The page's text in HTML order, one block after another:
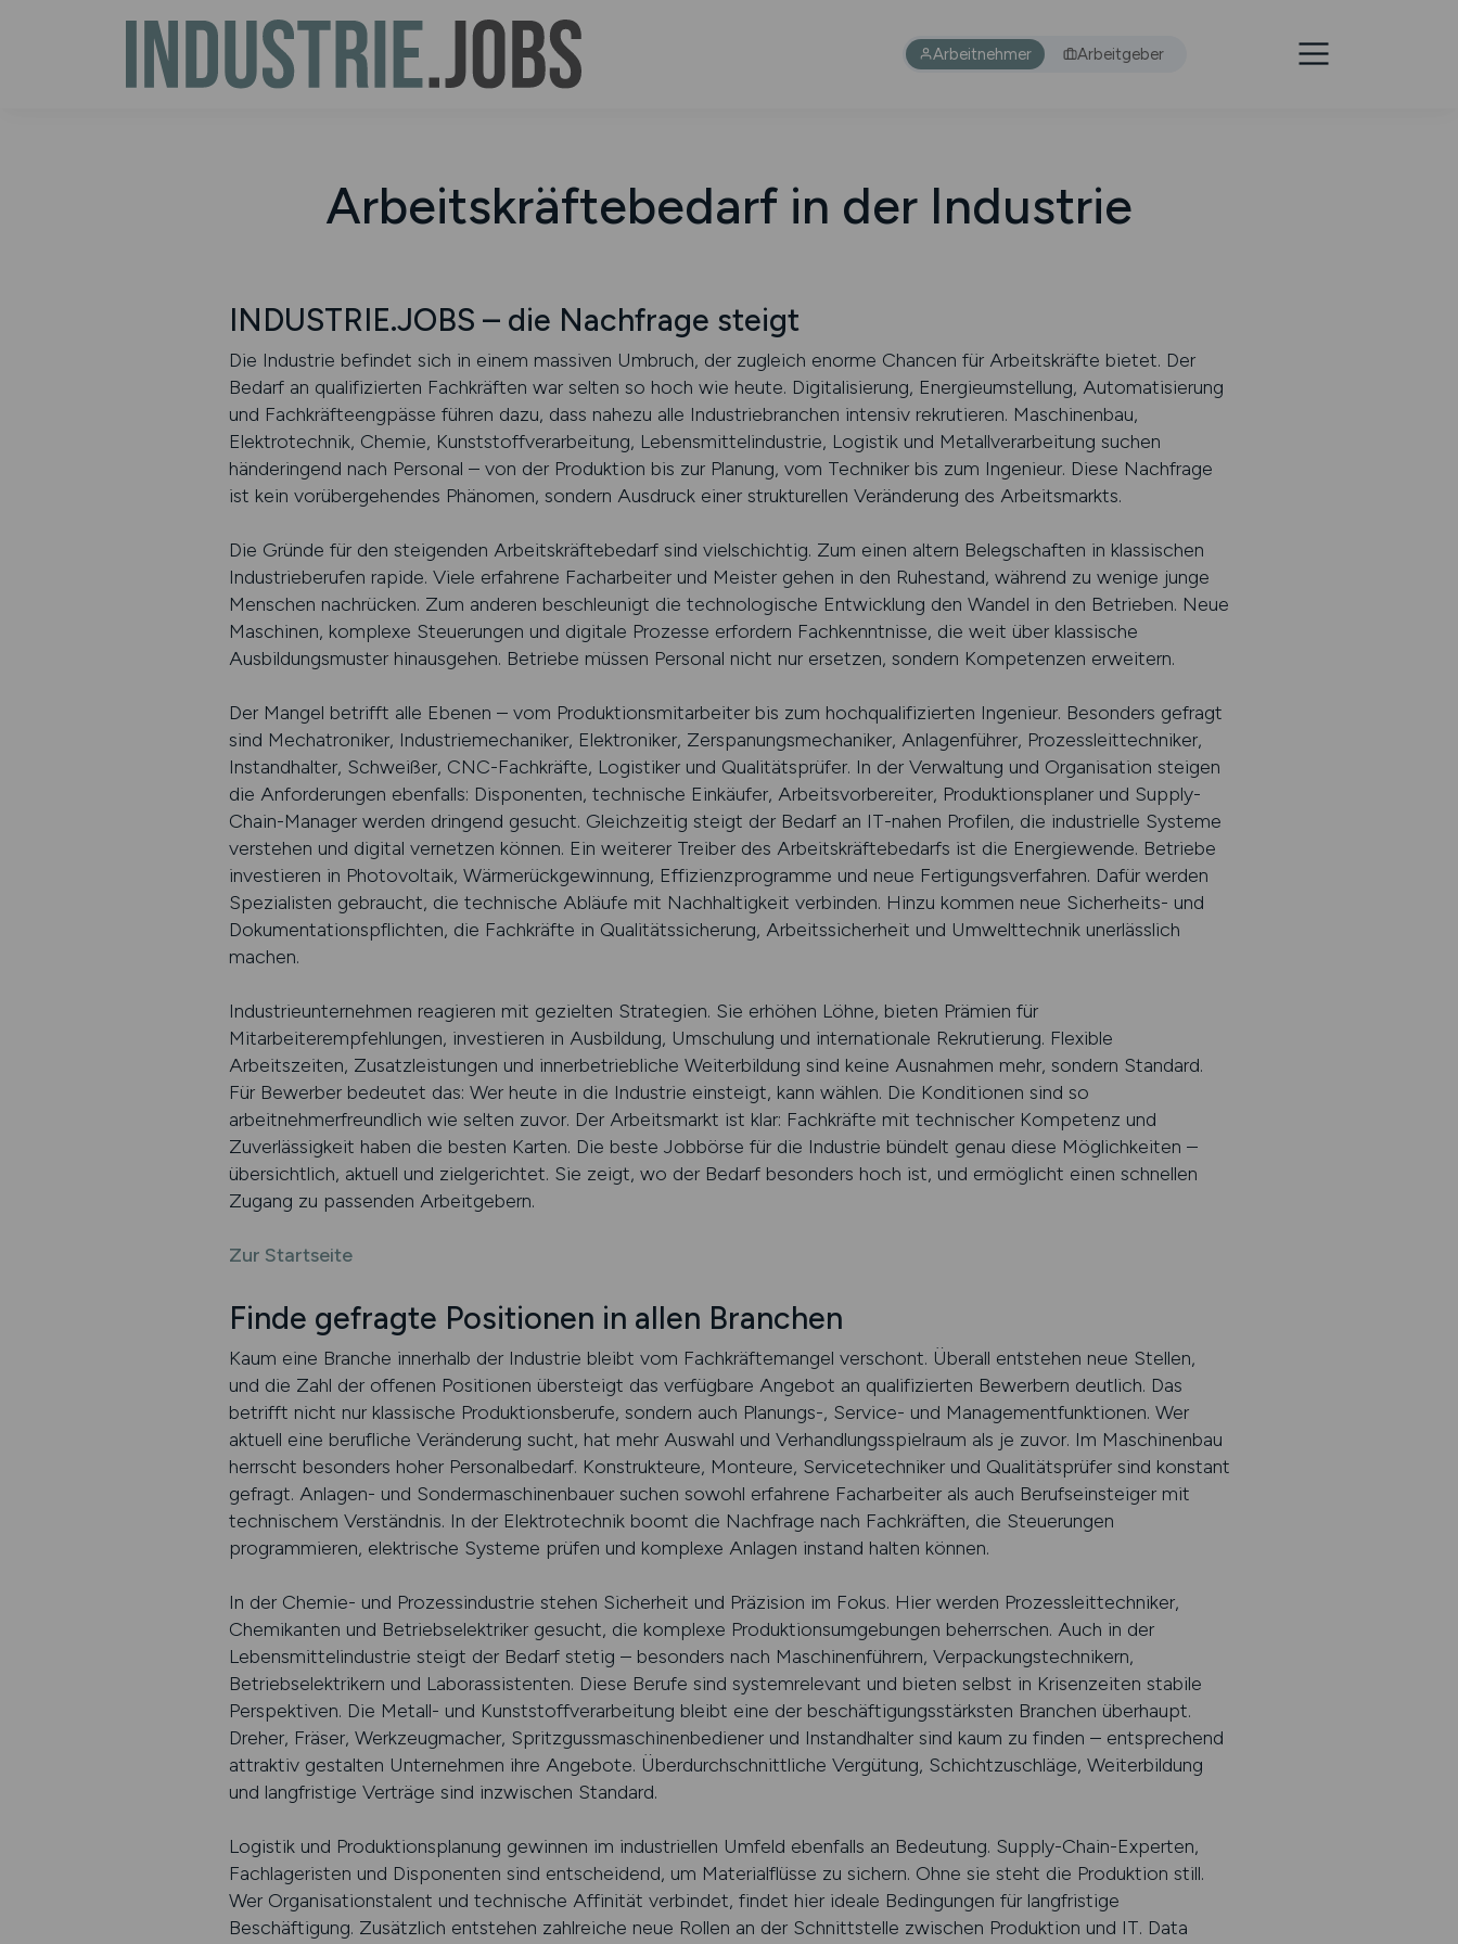
Arbeitnehmer Arbeitgeber
Arbeitskräftebedarf in der Industrie
INDUSTRIE.JOBS – die Nachfrage steigt
Die Industrie befindet sich in einem massiven Umbruch, der zugleich enorme Chancen für Arbeitskräfte bietet. Der
Bedarf an qualifizierten Fachkräften war selten so hoch wie heute. Digitalisierung, Energieumstellung, Automatisierung
und Fachkräfteengpässe führen dazu, dass nahezu alle Industriebranchen intensiv rekrutieren. Maschinenbau,
Elektrotechnik, Chemie, Kunststoffverarbeitung, Lebensmittelindustrie, Logistik und Metallverarbeitung suchen
händeringend nach Personal – von der Produktion bis zur Planung, vom Techniker bis zum Ingenieur. Diese Nachfrage
ist kein vorübergehendes Phänomen, sondern Ausdruck einer strukturellen Veränderung des Arbeitsmarkts.
Die Gründe für den steigenden Arbeitskräftebedarf sind vielschichtig. Zum einen altern Belegschaften in klassischen
Industrieberufen rapide. Viele erfahrene Facharbeiter und Meister gehen in den Ruhestand, während zu wenige junge
Menschen nachrücken. Zum anderen beschleunigt die technologische Entwicklung den Wandel in den Betrieben. Neue
Maschinen, komplexe Steuerungen und digitale Prozesse erfordern Fachkenntnisse, die weit über klassische
Ausbildungsmuster hinausgehen. Betriebe müssen Personal nicht nur ersetzen, sondern Kompetenzen erweitern.
Der Mangel betrifft alle Ebenen – vom Produktionsmitarbeiter bis zum hochqualifizierten Ingenieur. Besonders gefragt
sind Mechatroniker, Industriemechaniker, Elektroniker, Zerspanungsmechaniker, Anlagenführer, Prozessleittechniker,
Instandhalter, Schweißer, CNC-Fachkräfte, Logistiker und Qualitätsprüfer. In der Verwaltung und Organisation steigen
die Anforderungen ebenfalls: Disponenten, technische Einkäufer, Arbeitsvorbereiter, Produktionsplaner und Supply-
Chain-Manager werden dringend gesucht. Gleichzeitig steigt der Bedarf an IT-nahen Profilen, die industrielle Systeme
verstehen und digital vernetzen können. Ein weiterer Treiber des Arbeitskräftebedarfs ist die Energiewende. Betriebe
investieren in Photovoltaik, Wärmerückgewinnung, Effizienzprogramme und neue Fertigungsverfahren. Dafür werden
Spezialisten gebraucht, die technische Abläufe mit Nachhaltigkeit verbinden. Hinzu kommen neue Sicherheits- und
Dokumentationspflichten, die Fachkräfte in Qualitätssicherung, Arbeitssicherheit und Umwelttechnik unerlässlich
machen.
Industrieunternehmen reagieren mit gezielten Strategien. Sie erhöhen Löhne, bieten Prämien für
Mitarbeiterempfehlungen, investieren in Ausbildung, Umschulung und internationale Rekrutierung. Flexible
Arbeitszeiten, Zusatzleistungen und innerbetriebliche Weiterbildung sind keine Ausnahmen mehr, sondern Standard.
Für Bewerber bedeutet das: Wer heute in die Industrie einsteigt, kann wählen. Die Konditionen sind so
arbeitnehmerfreundlich wie selten zuvor. Der Arbeitsmarkt ist klar: Fachkräfte mit technischer Kompetenz und
Zuverlässigkeit haben die besten Karten. Die beste Jobbörse für die Industrie bündelt genau diese Möglichkeiten –
übersichtlich, aktuell und zielgerichtet. Sie zeigt, wo der Bedarf besonders hoch ist, und ermöglicht einen schnellen
Zugang zu passenden Arbeitgebern.
Zur Startseite
Finde gefragte Positionen in allen Branchen
Kaum eine Branche innerhalb der Industrie bleibt vom Fachkräftemangel verschont. Überall entstehen neue Stellen,
und die Zahl der offenen Positionen übersteigt das verfügbare Angebot an qualifizierten Bewerbern deutlich. Das
betrifft nicht nur klassische Produktionsberufe, sondern auch Planungs-, Service- und Managementfunktionen. Wer
aktuell eine berufliche Veränderung sucht, hat mehr Auswahl und Verhandlungsspielraum als je zuvor. Im Maschinenbau
herrscht besonders hoher Personalbedarf. Konstrukteure, Monteure, Servicetechniker und Qualitätsprüfer sind konstant
gefragt. Anlagen- und Sondermaschinenbauer suchen sowohl erfahrene Facharbeiter als auch Berufseinsteiger mit
technischem Verständnis. In der Elektrotechnik boomt die Nachfrage nach Fachkräften, die Steuerungen
programmieren, elektrische Systeme prüfen und komplexe Anlagen instand halten können.
In der Chemie- und Prozessindustrie stehen Sicherheit und Präzision im Fokus. Hier werden Prozessleittechniker,
Chemikanten und Betriebselektriker gesucht, die komplexe Produktionsumgebungen beherrschen. Auch in der
Lebensmittelindustrie steigt der Bedarf stetig – besonders nach Maschinenführern, Verpackungstechnikern,
Betriebselektrikern und Laborassistenten. Diese Berufe sind systemrelevant und bieten selbst in Krisenzeiten stabile
Perspektiven. Die Metall- und Kunststoffverarbeitung bleibt eine der beschäftigungsstärksten Branchen überhaupt.
Dreher, Fräser, Werkzeugmacher, Spritzgussmaschinenbediener und Instandhalter sind kaum zu finden – entsprechend
attraktiv gestalten Unternehmen ihre Angebote. Überdurchschnittliche Vergütung, Schichtzuschläge, Weiterbildung
und langfristige Verträge sind inzwischen Standard.
Logistik und Produktionsplanung gewinnen im industriellen Umfeld ebenfalls an Bedeutung. Supply-Chain-Experten,
Fachlageristen und Disponenten sind entscheidend, um Materialflüsse zu sichern. Ohne sie steht die Produktion still.
Wer Organisationstalent und technische Affinität verbindet, findet hier ideale Bedingungen für langfristige
Beschäftigung. Zusätzlich entstehen zahlreiche neue Rollen an der Schnittstelle zwischen Produktion und IT. Data